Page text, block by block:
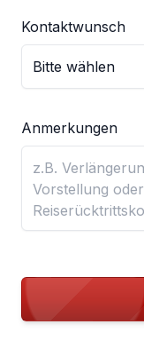
Kontaktwunsch
Anmerkungen